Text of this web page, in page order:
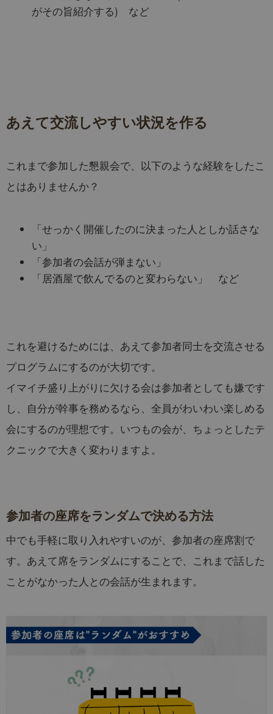
がその旨紹介する) など
あえて交流しやすい状況を作る
これまで参加した懇親会で、以下のような経験をしたこ
とはありませんか？
「せっかく開催したのに決まった人としか話さな
い」
「参加者の会話が弾まない」
「居酒屋で飲んでるのと変わらない」 など
これを避けるためには、あえて参加者同士を交流させる
プログラムにするのが大切です。
イマイチ盛り上がりに欠ける会は参加者としても嫌です
し、自分が幹事を務めるなら、全員がわいわい楽しめる
会にするのが理想です。いつもの会が、ちょっとしたテ
クニックで大きく変わりますよ。
参加者の座席をランダムで決める方法
中でも手軽に取り入れやすいのが、参加者の座席割で
す。あえて席をランダムにすることで、これまで話した
ことがなかった人との会話が生まれます。